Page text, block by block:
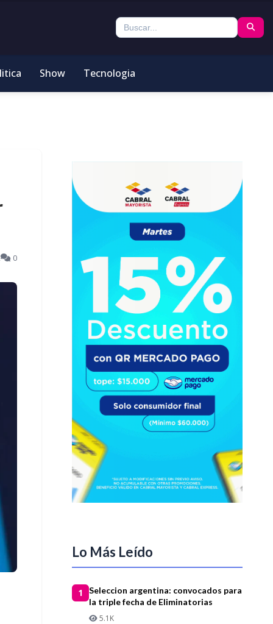
Show Tecnologia
0
Lo Más Leído
1
Seleccion argentina: convocados para
la triple fecha de Eliminatorias
5.1K